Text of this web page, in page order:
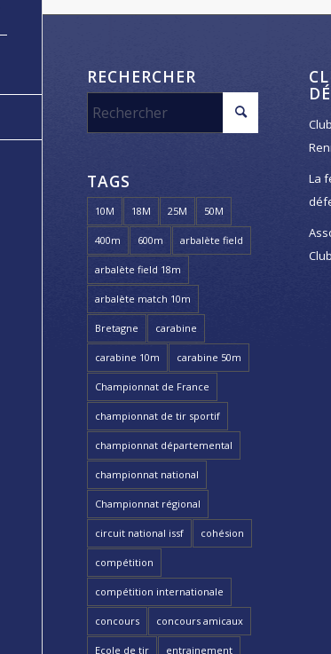
RECHERCHER
TAGS
10M 18M 25M 50M
400m 600m arbalète field
arbalète field 18m
arbalète match 10m
Bretagne carabine
carabine 10m carabine 50m
Championnat de France
championnat de tir sportif
championnat départemental
championnat national
Championnat régional
circuit national issf cohésion
compétition
compétition internationale
concours concours amicaux
Ecole de tir entrainement
La